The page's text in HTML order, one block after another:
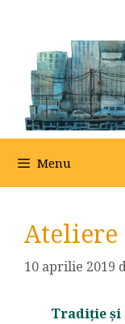
conținut
Menu
Ateliere
10 aprilie 2019
Tradiție și